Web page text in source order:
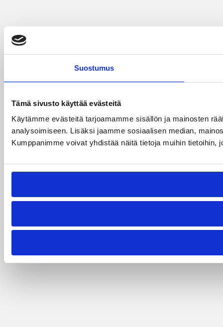
Suostumus
Tämä sivusto käyttää evästeitä
Käytämme evästeitä tarjoamamme sisällön ja mainosten
analysoimiseen. Lisäksi jaamme sosiaalisen median,
Kumppanimme voivat yhdistää näitä tietoja muihin tietoihin,